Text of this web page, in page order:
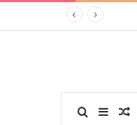
نوشته تصادفی
سایدبارجستجو برای